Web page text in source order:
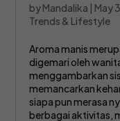
byMandalika | May
Trends & Lifestyle
Aroma manis
digemari oleh
menggambarkan
memancarkan
siapa pun merasa
berbagai aktivitas,